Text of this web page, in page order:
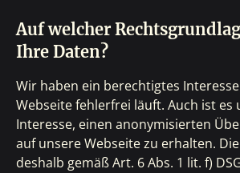
Auf welcher
Ihre Daten?
Wir haben ein berechtigtes
Webseite fehlerfrei läuft. Auch ist es
Interesse, einen anonymisierten
auf unsere Webseite zu erhalten.
deshalb gemäß Art. 6 Abs. 1 lit. f)